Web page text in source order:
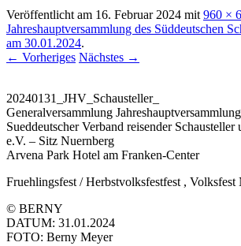
Veröffentlicht am 16. Februar 2024 mit 960 ×
Jahreshauptversammlung des Süddeutschen
am 30.01.2024.
← Vorheriges Nächstes →
20240131_JHV_Schausteller_
Generalversammlung
Sueddeutscher Verband reisender Schausteller
e.V. – Sitz Nuernberg
Arvena Park Hotel am Franken-Center
Fruehlingsfest / Herbstvolksfestfest , Volksfest
© BERNY
DATUM: 31.01.2024
FOTO: Berny Meyer